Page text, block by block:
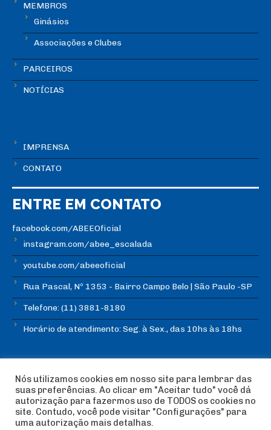
MEMBROS
Ginásios
Associações e Clubes
PARCEIROS
NOTÍCIAS
IMPRENSA
CONTATO
ENTRE EM CONTATO
facebook.com/ABEEOficial
instagram.com/abee_escalada
youtube.com/abeeoficial
Rua Pascal, Nº 1353 - Bairro Campo Belo | São Paulo -SP
Telefone: (11) 3881-8180
Horário de atendimento: Seg. à Sex., das 10hs às 18hs
© Copyright ABEE | Associação Brasileira de Escalada
Esportiva 2018 | Design:
Imagética Design
Nós utilizamos cookies em nosso site para lembrar das
suas preferências. Ao clicar em "Aceitar tudo" você dá
autorização para fazermos uso de TODOS os cookies no
site. Contudo, você pode visitar "Configurações" para
uma autorização mais detalhas.